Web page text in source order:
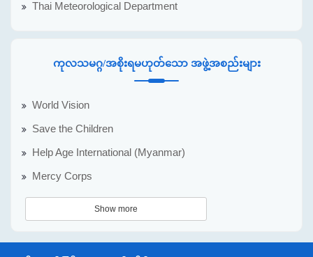
Thai Meteorological Department
ကုလသမဂ္ဂ/အစိုးရမဟုတ်သော အဖွဲ့အစည်းများ
World Vision
Save the Children
Help Age International (Myanmar)
Mercy Corps
Show more